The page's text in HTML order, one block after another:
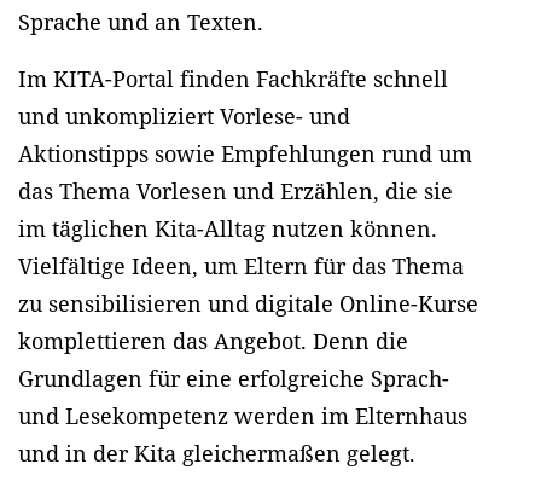
Sprache und an Texten.
Im KITA-Portal finden Fachkräfte schnell
und unkompliziert Vorlese- und
Aktionstipps sowie Empfehlungen rund um
das Thema Vorlesen und Erzählen, die sie
im täglichen Kita-Alltag nutzen können.
Vielfältige Ideen, um Eltern für das Thema
zu sensibilisieren und digitale Online-Kurse
komplettieren das Angebot. Denn die
Grundlagen für eine erfolgreiche Sprach-
und Lesekompetenz werden im Elternhaus
und in der Kita gleichermaßen gelegt.